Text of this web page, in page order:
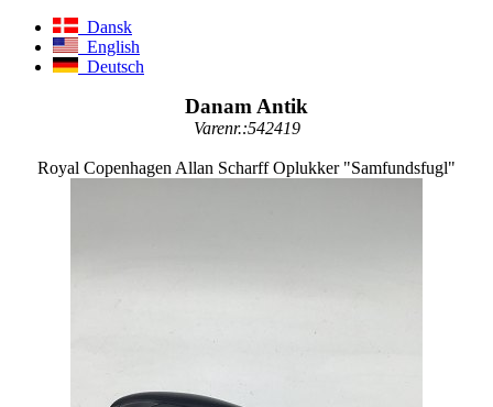
Dansk
English
Deutsch
Danam Antik
Varenr.:542419
Royal Copenhagen Allan Scharff Oplukker "Samfundsfugl"